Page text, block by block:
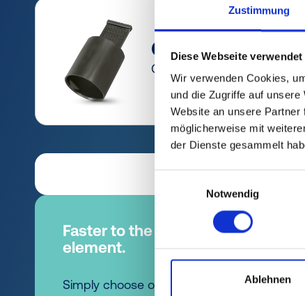
Zustimmung
Diese Webseite
Wir verwenden Cookies,
und die Zugriffe auf
Website an unsere
möglicherweise mit
der Dienste gesammelt
Notwendig
Ablehnen
GPN 215
Grip Caps
Faster to the right protective
element.
Simply choose one of our quick access